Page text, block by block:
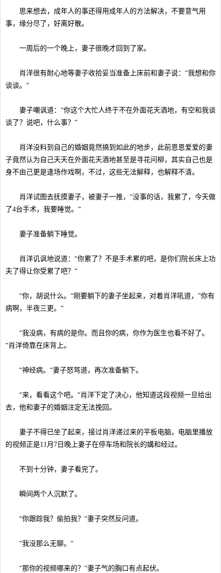
思来想去，成年人的事还得用成年人的方法解决，不要意气用
事，缘分尽了，好离好散。
一周后的一个晚上，妻子很晚才回到了家。
肖洋很有耐心地等妻子收拾妥当准备上床前和妻子说：“我想和你
谈谈。“
妻子嘲讽道：“你这个大忙人终于不在外面花天酒地，有空和我谈
谈了？说吧，什么事？”
肖洋没料到自己的婚姻竟然搞到如此的地步，此前恩恩爱爱的妻
子竟然认为自己天天在外面花天酒地甚至是寻花问柳，其实自己也是
身不由己更是逢场作戏啊，不过，这些无法解释，也解释不清。
肖洋试图去抚摸妻子，被妻子一推，“没事的话，我累了，今天做
了4台手术，我要睡觉。“
妻子准备躺下睡觉。
肖洋讥讽地说道：“你累了？不是手术累的吧，是你们院长床上功
夫了得让你受累了吧？“
“你，胡说什么。“刚要躺下的妻子坐起来，对着肖洋吼道，”你有
病啊，半夜三更。“
“我没病，有病的是你。而且你的病，你作为医生也看不好了。
“肖洋倚靠在床背上。
“神经病。“妻子怒骂道，再次准备躺下。
“来，看看这个吧。“肖洋下定了决心，他知道这段视频一旦给出
去，他和妻子的婚姻注定无法挽回。
妻子不得已坐了起来，接过肖洋递过来的平板电脑，电脑里播放
的视频正是11月7日晚上妻子在停车场和院长的媾和经过。
不到十分钟，妻子看完了。
瞬间两个人沉默了。
“你跟踪我？偷拍我？“妻子突然反问道。
“我没那么无聊。“
“那你的视频哪来的？“妻子气的胸口有点起伏。